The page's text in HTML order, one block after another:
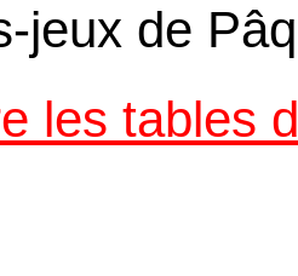
jeux de
les tables